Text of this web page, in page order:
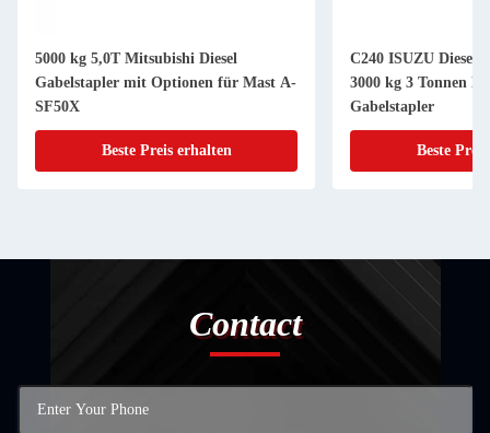
5000 kg 5,0T Mitsubishi Diesel
Gabelstapler mit Optionen für Mast A-
SF50X
Beste Preis erhalten
C240 ISUZU
3000 kg 3 Tonnen
Gabelstapler
Beste
Contact